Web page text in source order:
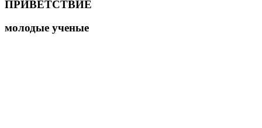
ПРИВЕТСТВИЕ
молодые ученые